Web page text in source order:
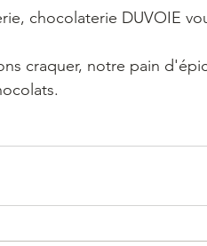
chocolaterie DUVOIE
craquer, notre pain